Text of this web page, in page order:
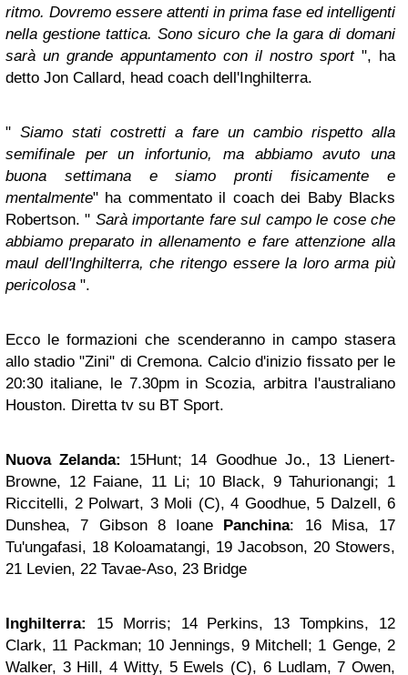
ritmo. Dovremo essere attenti in prima fase ed intelligenti
nella gestione tattica. Sono sicuro che la gara di domani
sarà un grande appuntamento con il nostro sport", ha
detto Jon Callard, head coach dell'Inghilterra.
" Siamo stati costretti a fare un cambio rispetto alla
semifinale per un infortunio, ma abbiamo avuto una
buona settimana e siamo pronti fisicamente e
mentalmente" ha commentato il coach dei Baby Blacks
Robertson. " Sarà importante fare sul campo le cose che
abbiamo preparato in allenamento e fare attenzione alla
maul dell'Inghilterra, che ritengo essere la loro arma più
pericolosa ".
Ecco le formazioni che scenderanno in campo stasera
allo stadio "Zini" di Cremona. Calcio d'inizio fissato per le
20:30 italiane, le 7.30pm in Scozia, arbitra l'australiano
Houston. Diretta tv su BT Sport.
Nuova Zelanda: 15Hunt; 14 Goodhue Jo., 13 Lienert-
Browne, 12 Faiane, 11 Li; 10 Black, 9 Tahurionangi; 1
Riccitelli, 2 Polwart, 3 Moli (C), 4 Goodhue, 5 Dalzell, 6
Dunshea, 7 Gibson 8 Ioane Panchina: 16 Misa, 17
Tu'ungafasi, 18 Koloamatangi, 19 Jacobson, 20 Stowers,
21 Levien, 22 Tavae-Aso, 23 Bridge
Inghilterra:
15 Morris; 14 Perkins, 13 Tompkins, 12
Clark, 11 Packman; 10 Jennings, 9 Mitchell; 1 Genge, 2
Walker, 3 Hill, 4 Witty, 5 Ewels (C), 6 Ludlam, 7 Owen,